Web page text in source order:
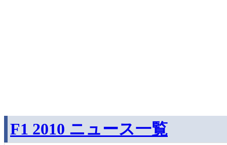
F1 2010 ニュース一覧